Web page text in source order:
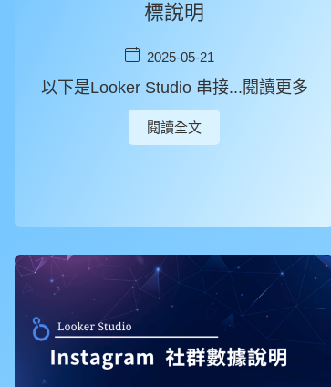
標說明
2025-05-21
以下是Looker Studio 串接...閱讀更多
閱讀全文